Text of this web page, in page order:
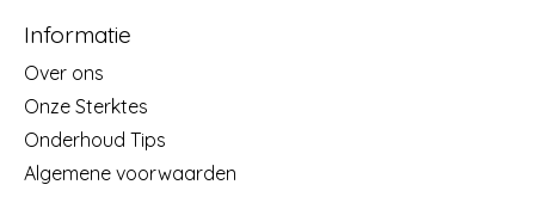
Informatie
Over ons
Onze Sterktes
Onderhoud Tips
Algemene voorwaarden